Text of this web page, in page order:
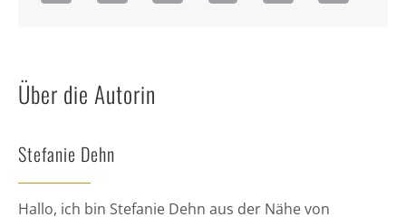
Über die Autorin
Stefanie Dehn
Hallo, ich bin Stefanie Dehn aus der Nähe von